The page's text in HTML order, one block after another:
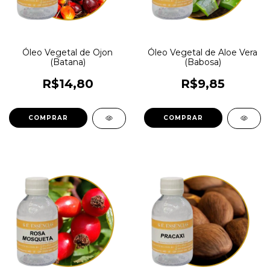
Óleo Vegetal de Ojon
(Batana)
R$14,80
COMPRAR
Óleo Vegetal de Aloe Vera
(Babosa)
R$9,85
COMPRAR